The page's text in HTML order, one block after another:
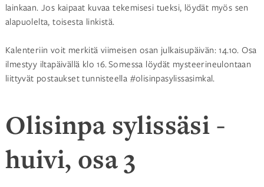
lainkaan. Jos kaipaat kuvaa tekemisesi tueksi, löydät myös sen
alapuolelta, toisesta linkistä.
Kalenteriin voit merkitä viimeisen osan julkaisupäivän: 14.10. Osa
ilmestyy iltapäivällä klo 16. Somessa löydät mysteerineulontaan
liittyvät postaukset tunnisteella #olisinpasylissasimkal.
Olisinpa sylissäsi -
huivi, osa 3